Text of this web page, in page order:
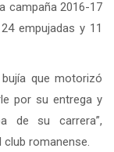
campaña 2016-17
empujadas y 11
que motorizó
por su entrega y
de su carrera”,
club romanense.